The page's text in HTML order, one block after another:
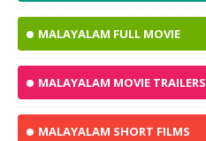
MALAYALAM FULL MOVIE
MALAYALAM MOVIE TRAILERS
MALAYALAM SHORT FILMS